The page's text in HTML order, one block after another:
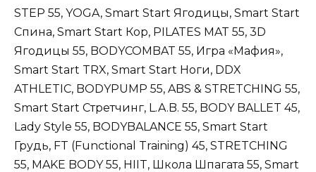
STEP 55, YOGA, Smart Start Ягодицы, Smart Start
Спина, Smart Start Кор, PILATES MAT 55, 3D
Ягодицы 55, BODYCOMBAT 55, Игра «Мафия»,
Smart Start TRX, Smart Start Ноги, DDX
ATHLETIC, BODYPUMP 55, ABS & STRETCHING 55,
Smart Start Стретчинг, L.A.B. 55, BODY BALLET 45,
Lady Style 55, BODYBALANCE 55, Smart Start
Грудь, FT (Functional Training) 45, STRETCHING
55, MAKE BODY 55, HIIT, Школа Шпагата 55, Smart